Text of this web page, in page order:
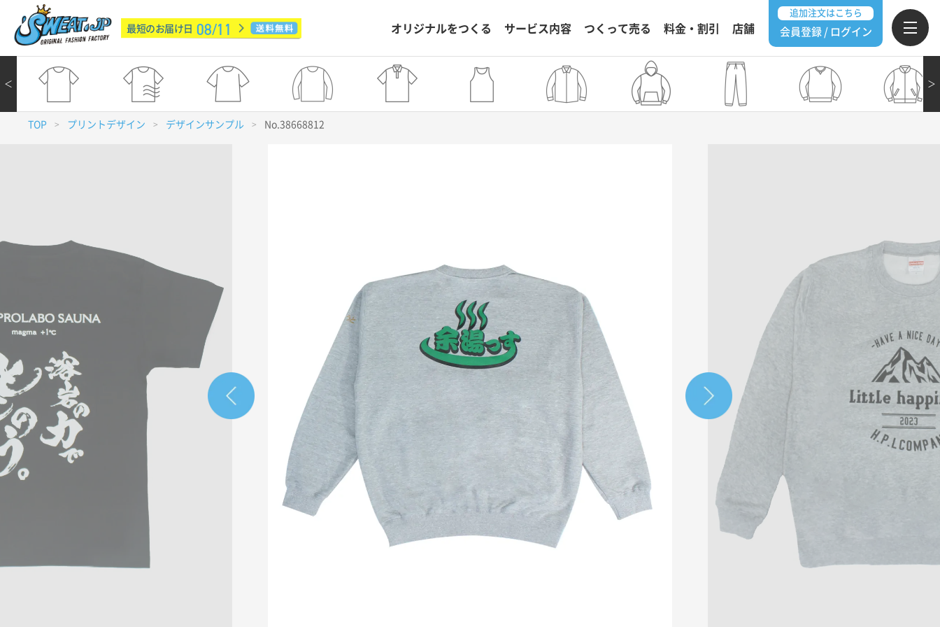
最短のお届け日 08/11 オリジナルをつくる サービス内容 つくって売る 料金・割引 店舗
追加注文はこちら
会員登録 / ログイン
＞
＜
TOP > プリントデザイン > デザインサンプル > No.38668812